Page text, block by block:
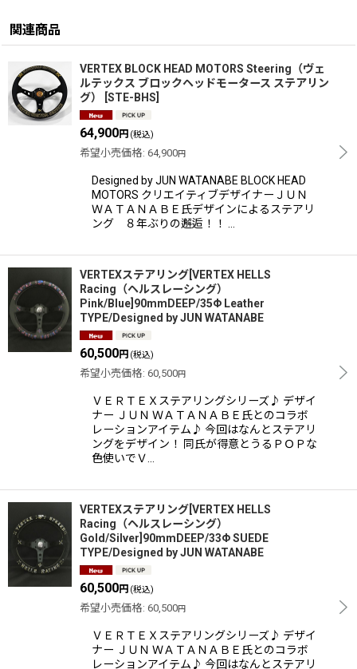
関連商品
VERTEX BLOCK HEAD MOTORS Steering（ヴェ
ルテックス ブロックヘッドモータース ステアリン
グ）
STE-BHS
64,900円 (税込)
希望小売価格: 64,900円
Designed by JUN WATANABE BLOCK HEAD
MOTORS クリエイティブデザイナーＪＵＮ
ＷＡＴＡＮＡＢＥ氏デザインによるステアリ
ング ８年ぶりの邂逅！！ …
VERTEXステアリング[VERTEX HELLS
Racing（ヘルスレーシング）
Pink/Blue]90mmDEEP/35Φ Leather
TYPE/Designed by JUN WATANABE
60,500円 (税込)
希望小売価格: 60,500円
ＶＥＲＴＥＸステアリングシリーズ♪ デザイ
ナー ＪＵＮ ＷＡＴＡＮＡＢＥ氏とのコラボ
レーションアイテム♪ 今回はなんとステアリ
ングをデザイン！ 同氏が得意とうるＰＯＰな
色使いでＶ…
VERTEXステアリング[VERTEX HELLS
Racing（ヘルスレーシング）
Gold/Silver]90mmDEEP/33Φ SUEDE
TYPE/Designed by JUN WATANABE
60,500円 (税込)
希望小売価格: 60,500円
ＶＥＲＴＥＸステアリングシリーズ♪ デザイ
ナー ＪＵＮ ＷＡＴＡＮＡＢＥ氏とのコラボ
レーションアイテム♪ 今回はなんとステアリ